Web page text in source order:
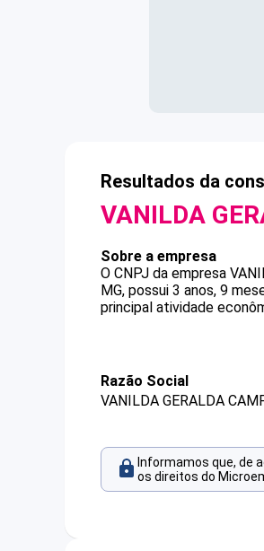
Resultados da
VANILDA
Sobre a empresa
O CNPJ da empresa
MG, possui 3 anos, 9
principal atividade
Razão Social
VANILDA GERALDA
Informamos que, de
os direitos do